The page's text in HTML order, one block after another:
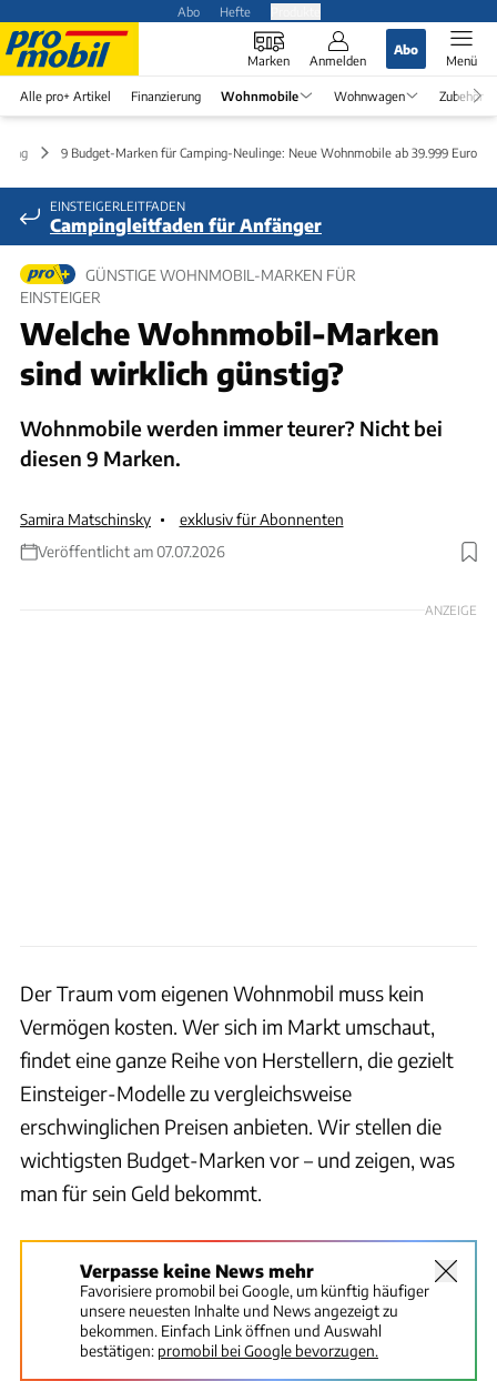
Abo Hefte
Marken Anmelden
Abo
Menü
Alle pro+ Artikel Finanzierung Wohnmobile Wohnwagen Zubehör
9 Budget-Marken für Camping-Neulinge: Neue Wohnmobile ab 39.999 Euro
EINSTEIGERLEITFADEN
Campingleitfaden für Anfänger
GÜNSTIGE WOHNMOBIL-MARKEN FÜR
EINSTEIGER
Welche Wohnmobil-Marken
sind wirklich günstig?
Wohnmobile werden immer teurer? Nicht bei
diesen 9 Marken.
Samira Matschinsky
exklusiv für Abonnenten
Veröffentlicht am 07.07.2026
Foto: ki-generiert
ANZEIGE
Der Traum vom eigenen Wohnmobil muss kein
Vermögen kosten. Wer sich im Markt umschaut,
findet eine ganze Reihe von Herstellern, die gezielt
Einsteiger-Modelle zu vergleichsweise
erschwinglichen Preisen anbieten. Wir stellen die
wichtigsten Budget-Marken vor – und zeigen, was
man für sein Geld bekommt.
Verpasse keine News mehr
Favorisiere promobil bei Google, um künftig häufiger
unsere neuesten Inhalte und News angezeigt zu
bekommen. Einfach Link öffnen und Auswahl
bestätigen: promobil bei Google bevorzugen.